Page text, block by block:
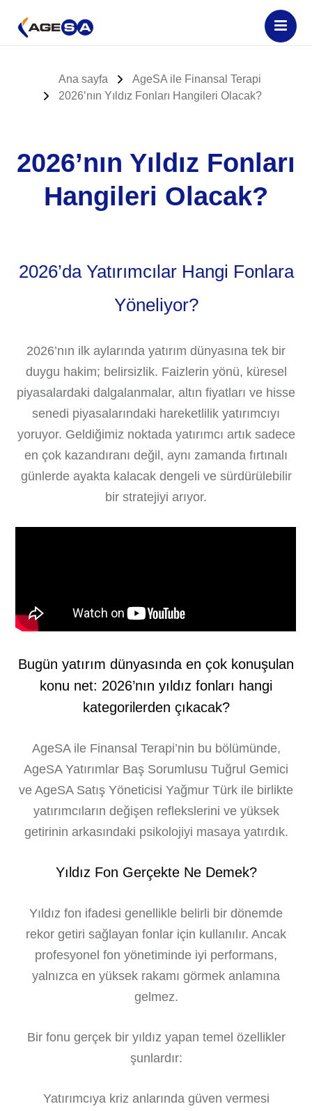
Ana sayfa
AgeSA ile Finansal Terapi
2026’nın Yıldız Fonları Hangileri Olacak?
2026’nın Yıldız Fonları
Hangileri Olacak?
2026’da Yatırımcılar Hangi Fonlara
Yöneliyor?
2026’nın ilk aylarında yatırım dünyasına tek bir
duygu hakim; belirsizlik. Faizlerin yönü, küresel
piyasalardaki dalgalanmalar, altın fiyatları ve hisse
senedi piyasalarındaki hareketlilik yatırımcıyı
yoruyor. Geldiğimiz noktada yatırımcı artık sadece
en çok kazandıranı değil, aynı zamanda fırtınalı
günlerde ayakta kalacak dengeli ve sürdürülebilir
bir stratejiyi arıyor.
Bugün yatırım dünyasında en çok konuşulan
konu net: 2026’nın yıldız fonları hangi
kategorilerden çıkacak?
AgeSA ile Finansal Terapi’nin bu bölümünde,
AgeSA Yatırımlar Baş Sorumlusu Tuğrul Gemici
ve AgeSA Satış Yöneticisi Yağmur Türk ile birlikte
yatırımcıların değişen reflekslerini ve yüksek
getirinin arkasındaki psikolojiyi masaya yatırdık.
Yıldız Fon Gerçekte Ne Demek?
Yıldız fon ifadesi genellikle belirli bir dönemde
rekor getiri sağlayan fonlar için kullanılır. Ancak
profesyonel fon yönetiminde iyi performans,
yalnızca en yüksek rakamı görmek anlamına
gelmez.
Bir fonu gerçek bir yıldız yapan temel özellikler
şunlardır:
Yatırımcıya kriz anlarında güven vermesi